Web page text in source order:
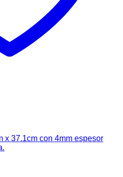
x 37.1cm con 4mm espesor